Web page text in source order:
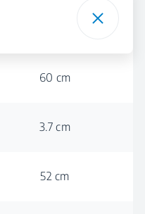
60 cm
3.7 cm
52 cm